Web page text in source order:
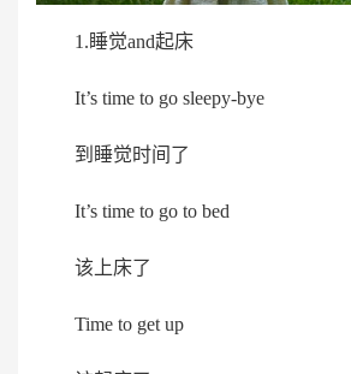
1.睡觉and起床
It’s time to go sleepy-bye
到睡觉时间了
It’s time to go to bed
该上床了
Time to get up